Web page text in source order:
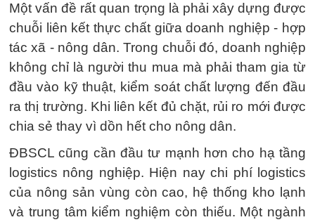
Một vấn đề rất quan trọng là phải xây dựng được
chuỗi liên kết thực chất giữa doanh nghiệp - hợp
tác xã - nông dân. Trong chuỗi đó, doanh nghiệp
không chỉ là người thu mua mà phải tham gia từ
đầu vào kỹ thuật, kiểm soát chất lượng đến đầu
ra thị trường. Khi liên kết đủ chặt, rủi ro mới được
chia sẻ thay vì dồn hết cho nông dân.
ĐBSCL cũng cần đầu tư mạnh hơn cho hạ tầng
logistics nông nghiệp. Hiện nay chi phí logistics
của nông sản vùng còn cao, hệ thống kho lạnh
và trung tâm kiểm nghiệm còn thiếu. Một ngành